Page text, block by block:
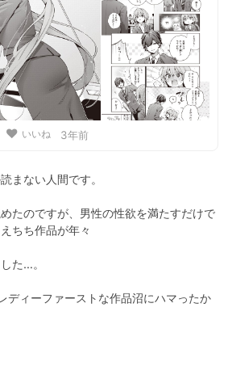
いいね 3年前
まない人間です。
たのですが、男性の性欲を満たすだけで
ちち作品が年々
た…。
ディーファーストな作品沼にハマったか